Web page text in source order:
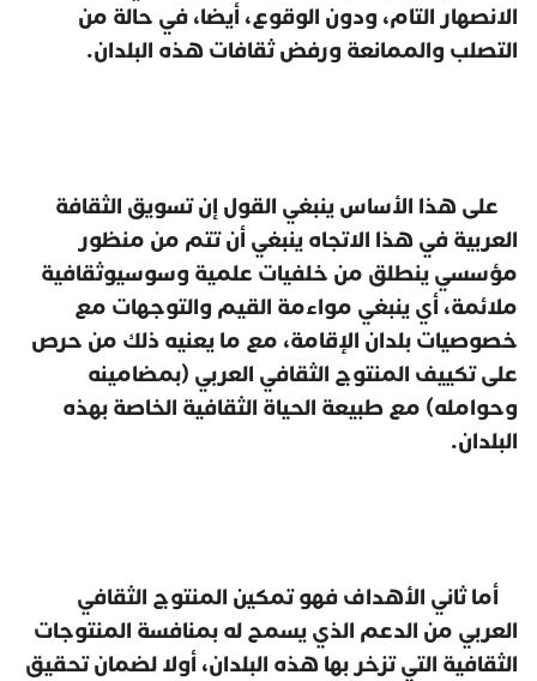
الانصهار التام، ودون الوقوع، أيضا، في حالة من
التصلب والممانعة ورفض ثقافات هذه البلدان.
على هذا الأساس ينبغي القول إن تسويق الثقافة
العربية في هذا الاتجاه ينبغي أن تتم من منظور
مؤسسي ينطلق من خلفيات علمية وسوسيوثقافية
ملائمة، أي ينبغي مواءمة القيم والتوجهات مع
خصوصيات بلدان الإقامة، مع ما يعنيه ذلك من حرص
على تكييف المنتوج الثقافي العربي (بمضامينه
وحوامله) مع طبيعة الحياة الثقافية الخاصة بهذه
البلدان.
أما ثاني الأهداف فهو تمكين المنتوج الثقافي
العربي من الدعم الذي يسمح له بمنافسة المنتوجات
الثقافية التي تزخر بها هذه البلدان، أولا لضمان تحقيق